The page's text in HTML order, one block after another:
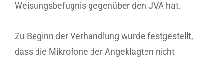
Weisungsbefugnis gegenüber den JVA hat.
Zu Beginn der Verhandlung wurde festgestellt,
dass die Mikrofone der Angeklagten nicht